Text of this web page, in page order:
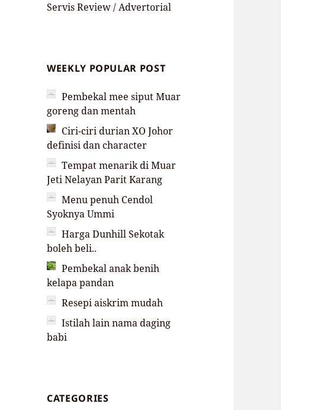
Servis Review / Advertorial
WEEKLY POPULAR POST
Pembekal mee siput Muar
goreng dan mentah
Ciri-ciri durian XO Johor
definisi dan character
Tempat menarik di Muar
Jeti Nelayan Parit Karang
Menu penuh Cendol
Syoknya Ummi
Harga Dunhill Sekotak
boleh beli..
Pembekal anak benih
kelapa pandan
Resepi aiskrim mudah
Istilah lain nama daging
babi
CATEGORIES